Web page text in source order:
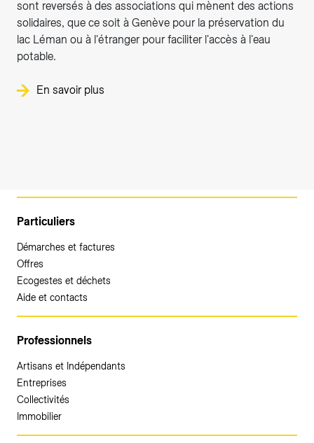
sont reversés à des associations qui mènent des actions
solidaires, que ce soit à Genève pour la préservation du
lac Léman ou à l'étranger pour faciliter l'accès à l'eau
potable.
En savoir plus
Particuliers
Démarches et factures
Offres
Ecogestes et déchets
Aide et contacts
Professionnels
Artisans et Indépendants
Entreprises
Collectivités
Immobilier